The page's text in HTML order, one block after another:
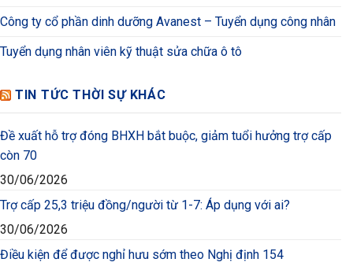
Công ty cổ phần dinh dưỡng Avanest – Tuyển dụng công nhân
Tuyển dụng nhân viên kỹ thuật sửa chữa ô tô
TIN TỨC THỜI SỰ KHÁC
Đề xuất hỗ trợ đóng BHXH bắt buộc, giảm tuổi hưởng trợ cấp
còn 70
30/06/2026
Trợ cấp 25,3 triệu đồng/người từ 1-7: Áp dụng với ai?
30/06/2026
Điều kiện để được nghỉ hưu sớm theo Nghị định 154